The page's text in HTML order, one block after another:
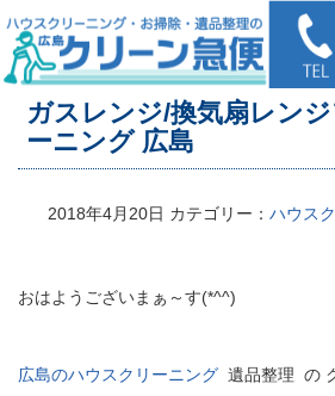
HOME > ガスレンジ/換気扇レンジフードのク
ガスレンジ/換気扇レン
ーニング 広島
2018年4月20日 カテゴリー： ハウス
おはようございまぁ～す(*^^)
広島のハウスクリーニング 遺品整理 の